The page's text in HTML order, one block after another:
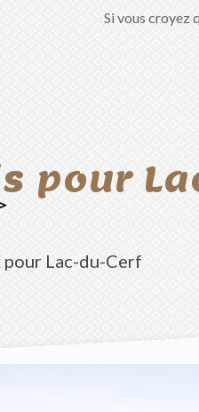
Si vous croyez
pour
Lac-du-Cerf